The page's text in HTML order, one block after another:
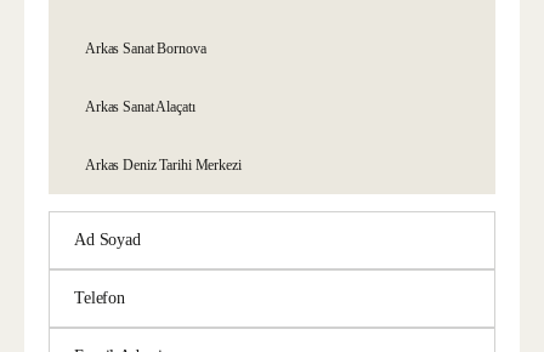
Arkas Sanat Bornova
Arkas Sanat Alaçatı
Arkas Deniz Tarihi Merkezi